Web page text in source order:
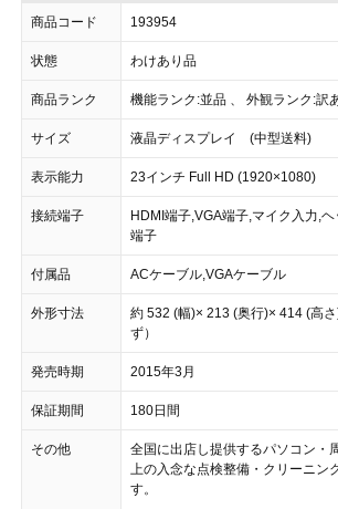
商品コード 193954
状態 わけあり品
商品ランク 機能ランク:並品 、 外観ランク:訳
サイズ 液晶ディスプレイ (中型送料)
表示能力 23インチ Full HD (1920×1080)
接続端子
HDMI端子,VGA端子,マイク入力,
端子
付属品 ACケーブル,VGAケーブル
外形寸法
約 532 (幅)× 213 (奥行)× 414 (高
ず）
発売時期 2015年3月
保証期間 180日間
その他
全国に出店し提供するパソコン・
上の入念な点検整備・クリーニン
す。